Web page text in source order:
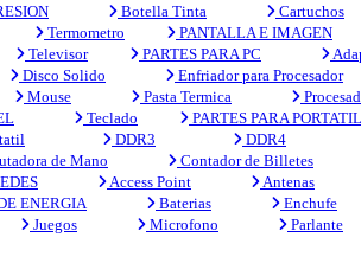
Botella Tinta Cartuchos
Termometro PANTALLA E IMAGEN
Televisor PARTES PARA PC
Disco Solido Enfriador para Procesador
Mouse Pasta Termica
Teclado PARTES PARA PORTATIL
DDR3 DDR4
de Mano Contador de Billetes
Access Point Antenas
ENERGIA Baterias Enchufe
Juegos Microfono Parlante